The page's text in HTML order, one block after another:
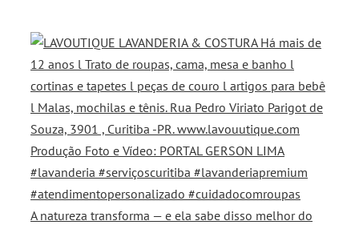
A natureza transforma — e ela sabe disso melhor do